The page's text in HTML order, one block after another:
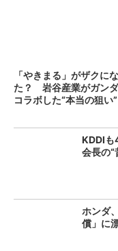
「やきまる」がザクに
た？ 岩谷産業がガン
コラボした“本当の狙い”
KDDI
会長の“
ホンダ
償」に